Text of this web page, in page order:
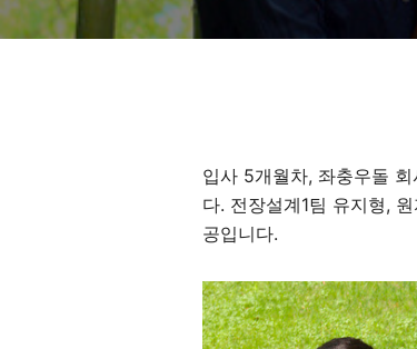
입사 5개월차, 좌충우돌
다. 전장설계1팀 유지형,
공입니다.